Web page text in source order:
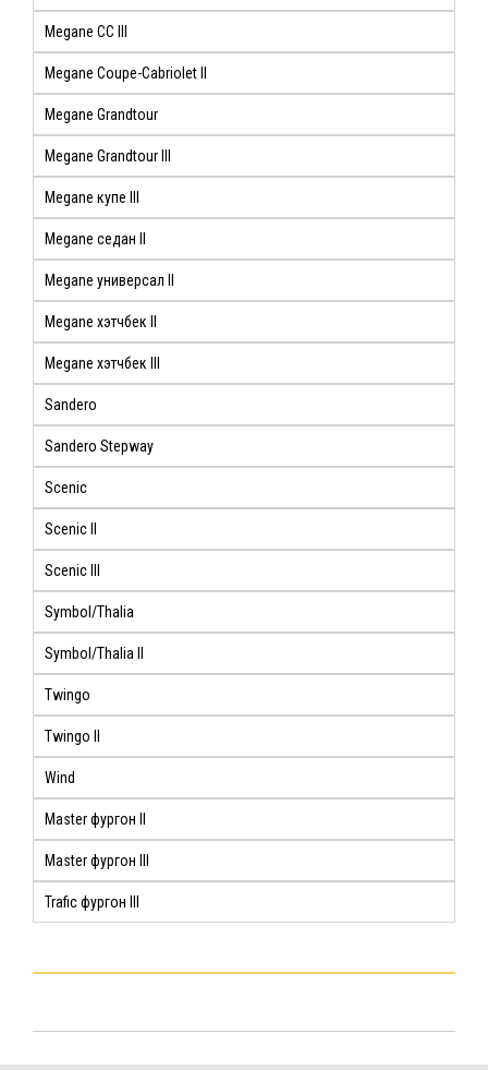
Megane CC III
Megane Coupe-Cabriolet II
Megane Grandtour
Megane Grandtour III
Megane купе III
Megane седан II
Megane универсал II
Megane хэтчбек II
Megane хэтчбек III
Sandero
Sandero Stepway
Scenic
Scenic II
Scenic III
Symbol/Thalia
Symbol/Thalia II
Twingo
Twingo II
Wind
Master фургон II
Master фургон III
Trafic фургон III